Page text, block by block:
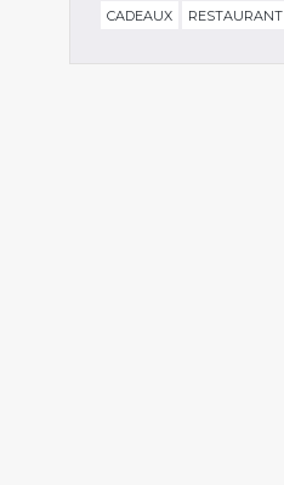
CADEAUX
RESTAURANT